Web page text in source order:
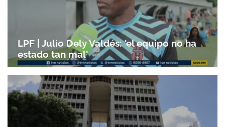
LPF | Julio Dely Valdés: 'el equipo no ha
estado tan mal'